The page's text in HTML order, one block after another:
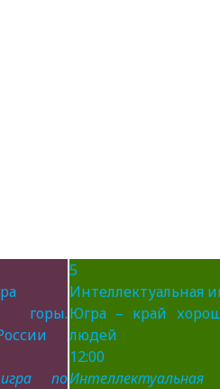
горы.
по
5
Интеллектуальная
Югра – край
людей
12:00
Интеллектуальная